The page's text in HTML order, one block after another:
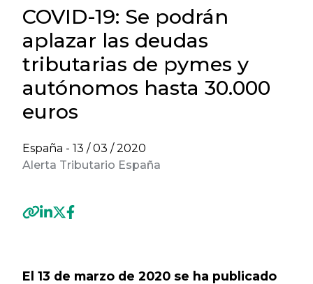
COVID-19: Se podrán
aplazar las deudas
tributarias de pymes y
autónomos hasta 30.000
euros
España - 13 / 03 / 2020
Alerta Tributario España
El 13 de marzo de 2020 se ha publicado